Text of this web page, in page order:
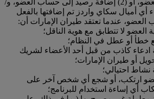
حساب العضو، أو (2) إضافة رصيد إلى حساب العضو، و/
إلغاء أي أميال سكاي واردز تم إضافتها بالفعل
العضو، عندما تعتقد طيران الإمارات أن:
العضو لا تتطابق مع هوية الناقل؛
خطأ أو عطل في النظام؛
ادعاء كاذب من قبل أحد الأعضاء لشريك
أو طيران الإمارات؛
نشاط احتيالي؛
ارتكب، أو شجع أي شخص آخر على
أي إساءة استخدام للبرنامج؛